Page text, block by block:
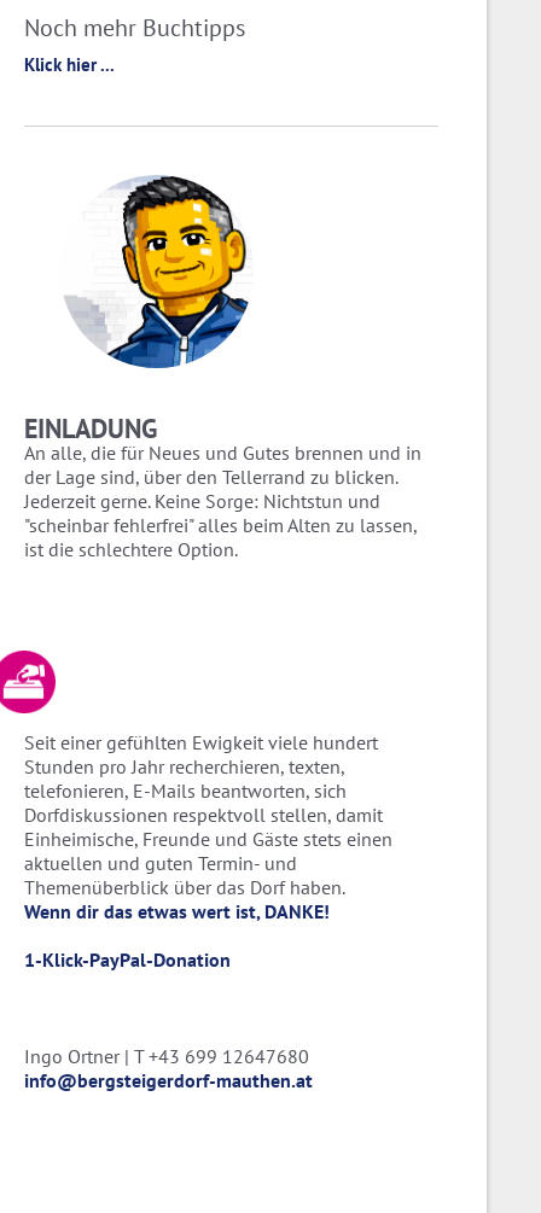
Noch mehr Buchtipps
Klick hier ...
EINLADUNG
An alle, die für Neues und Gutes brennen und in
der Lage sind, über den Tellerrand zu blicken.
Jederzeit gerne. Keine Sorge: Nichtstun und
"scheinbar fehlerfrei" alles beim Alten zu lassen,
ist die schlechtere Option.
Seit einer gefühlten Ewigkeit viele hundert
Stunden pro Jahr recherchieren, texten,
telefonieren, E-Mails beantworten, sich
Dorfdiskussionen respektvoll stellen, damit
Einheimische, Freunde und Gäste stets einen
aktuellen und guten Termin- und
Themenüberblick über das Dorf haben.
Wenn dir das etwas wert ist, DANKE!
1-Klick-PayPal-Donation
Ingo Ortner | T +43 699 12647680
info@bergsteigerdorf-mauthen.at